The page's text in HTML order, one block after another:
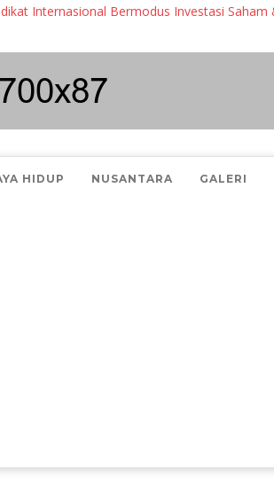
Bermodus Investasi Saham & Kripto
HIDUP NUSANTARA GALERI